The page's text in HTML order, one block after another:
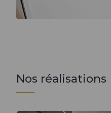
Nos réalisations